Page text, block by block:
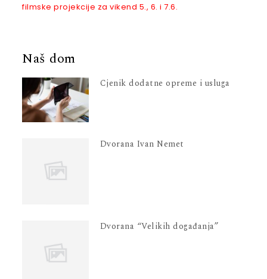
filmske projekcije za vikend 5., 6. i 7.6.
Naš dom
Cjenik dodatne opreme i usluga
Dvorana Ivan Nemet
Dvorana “Velikih događanja”